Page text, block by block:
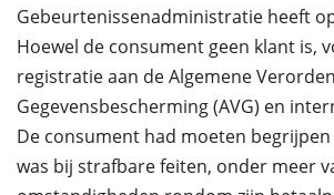
Gebeurtenissenadministratie heeft
Hoewel de consument geen klant is,
registratie aan de Algemene
Gegevensbescherming (AVG) en
De consument had moeten
was bij strafbare feiten, onder meer